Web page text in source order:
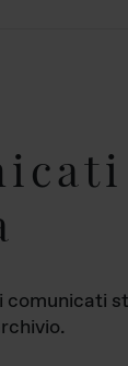
comunicati